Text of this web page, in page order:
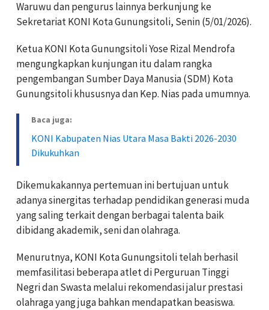
Waruwu dan pengurus lainnya berkunjung ke
Sekretariat KONI Kota Gunungsitoli, Senin (5/01/2026).
Ketua KONI Kota Gunungsitoli Yose Rizal Mendrofa
mengungkapkan kunjungan itu dalam rangka
pengembangan Sumber Daya Manusia (SDM) Kota
Gunungsitoli khususnya dan Kep. Nias pada umumnya.
Baca juga:
KONI Kabupaten Nias Utara Masa Bakti 2026-2030
Dikukuhkan
Dikemukakannya pertemuan ini bertujuan untuk
adanya sinergitas terhadap pendidikan generasi muda
yang saling terkait dengan berbagai talenta baik
dibidang akademik, seni dan olahraga.
Menurutnya, KONI Kota Gunungsitoli telah berhasil
memfasilitasi beberapa atlet di Perguruan Tinggi
Negri dan Swasta melalui rekomendasi jalur prestasi
olahraga yang juga bahkan mendapatkan beasiswa.